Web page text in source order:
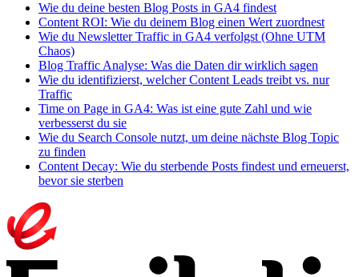
Wie du deine besten Blog Posts in GA4 findest
Content ROI: Wie du deinem Blog einen Wert zuordnest
Wie du Newsletter Traffic in GA4 verfolgst (Ohne UTM
Chaos)
Blog Traffic Analyse: Was die Daten dir wirklich sagen
Wie du identifizierst, welcher Content Leads treibt vs. nur
Traffic
Time on Page in GA4: Was ist eine gute Zahl und wie
verbesserst du sie
Wie du Search Console nutzt, um deine nächste Blog Topic
zu finden
Content Decay: Wie du sterbende Posts findest und erneuerst,
bevor sie sterben